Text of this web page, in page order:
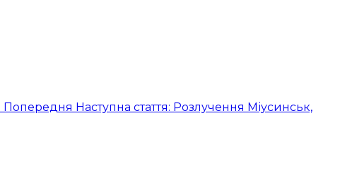
Попередня Наступна стаття: Розлучення Міусинськ,